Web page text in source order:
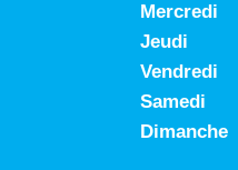
Mercredi
Jeudi
Vendredi
Samedi
Dimanche